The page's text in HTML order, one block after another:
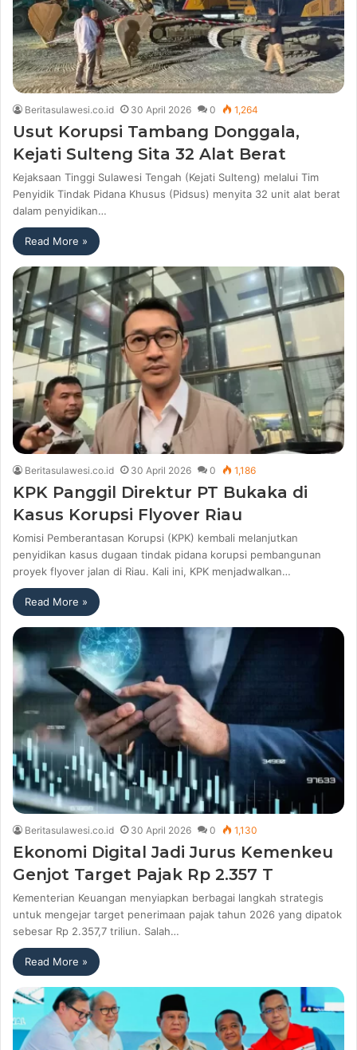
Beritasulawesi.co.id 30 April 2026 0 1,264
Usut Korupsi Tambang Donggala,
Kejati Sulteng Sita 32 Alat Berat
Kejaksaan Tinggi Sulawesi Tengah (Kejati Sulteng) melalui Tim
Penyidik Tindak Pidana Khusus (Pidsus) menyita 32 unit alat berat
dalam penyidikan…
Read More »
Beritasulawesi.co.id 30 April 2026 0 1,186
KPK Panggil Direktur PT Bukaka di
Kasus Korupsi Flyover Riau
Komisi Pemberantasan Korupsi (KPK) kembali melanjutkan
penyidikan kasus dugaan tindak pidana korupsi pembangunan
proyek flyover jalan di Riau. Kali ini, KPK menjadwalkan…
Read More »
Beritasulawesi.co.id 30 April 2026 0 1,130
Ekonomi Digital Jadi Jurus Kemenkeu
Genjot Target Pajak Rp 2.357 T
Kementerian Keuangan menyiapkan berbagai langkah strategis
untuk mengejar target penerimaan pajak tahun 2026 yang dipatok
sebesar Rp 2.357,7 triliun. Salah…
Read More »